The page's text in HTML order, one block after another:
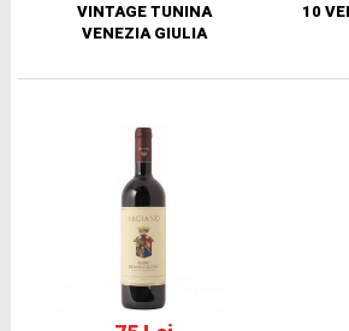
VINTAGE TUNINA
VENEZIA GIULIA
10